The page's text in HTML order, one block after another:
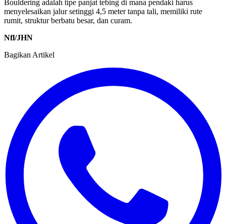
Bouldering adalah tipe panjat tebing di mana pendaki harus
menyelesaikan jalur setinggi 4,5 meter tanpa tali, memiliki rute
rumit, struktur berbatu besar, dan curam.
Nfl/JHN
Bagikan Artikel